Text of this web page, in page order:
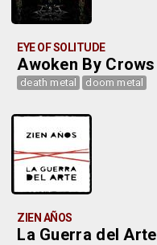
EYE OF SOLITUDE
Awoken By Crows
death metal doom metal
ZIEN AÑOS
La Guerra del Arte